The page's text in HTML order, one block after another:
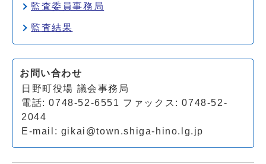
監査委員事務局
監査結果
お問い合わせ
日野町役場 議会事務局
電話: 0748-52-6551 ファックス: 0748-52-
2044
E-mail: gikai@town.shiga-hino.lg.jp